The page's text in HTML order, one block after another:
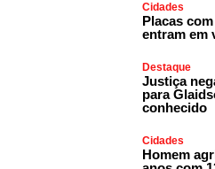
Cidades
Placas
entram em
Destaque
Justiça
para
conhecido
Cidades
Homem